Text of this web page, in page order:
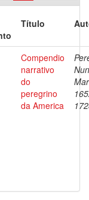
Título
Compendio
narrativo
do
peregrino
da America